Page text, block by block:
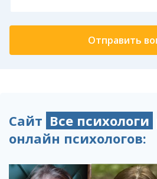
Сайт Все психологи
онлайн психологов: